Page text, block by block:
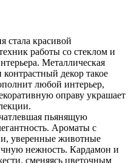
стала красивой
работы со стеклом и
Металлическая
контрастный декор такое
любой интерьер,
оправу украшает
пьянящую
Ароматы с
уверенные животные
нежность. Кардамон и
сменяясь цветочным